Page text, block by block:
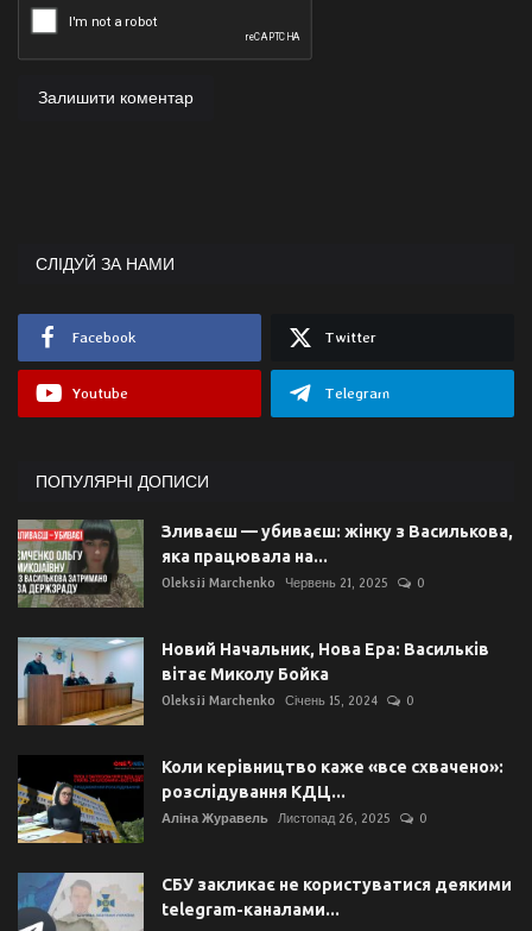
Залишити коментар
СЛІДУЙ ЗА НАМИ
Facebook Twitter
Youtube Telegram
ПОПУЛЯРНІ ДОПИСИ
Зливаєш — убиваєш: жінку з Василькова,
яка працювала на...
Oleksii Marchenko Червень 21, 2025 0
Новий Начальник, Нова Ера: Васильків
вітає Миколу Бойка
Oleksii Marchenko Січень 15, 2024 0
Коли керівництво каже «все схвачено»:
розслідування КДЦ...
Аліна Журавель Листопад 26, 2025 0
СБУ закликає не користуватися деякими
telegram-каналами...